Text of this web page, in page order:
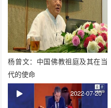
杨曾文：中国佛教祖庭及其在当
代的使命
2022-07-20